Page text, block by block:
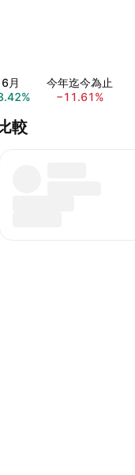
6月
今年迄今為止
−11.61%
較